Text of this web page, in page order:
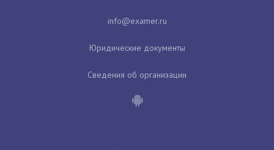
Юридические документы
Сведения об организации